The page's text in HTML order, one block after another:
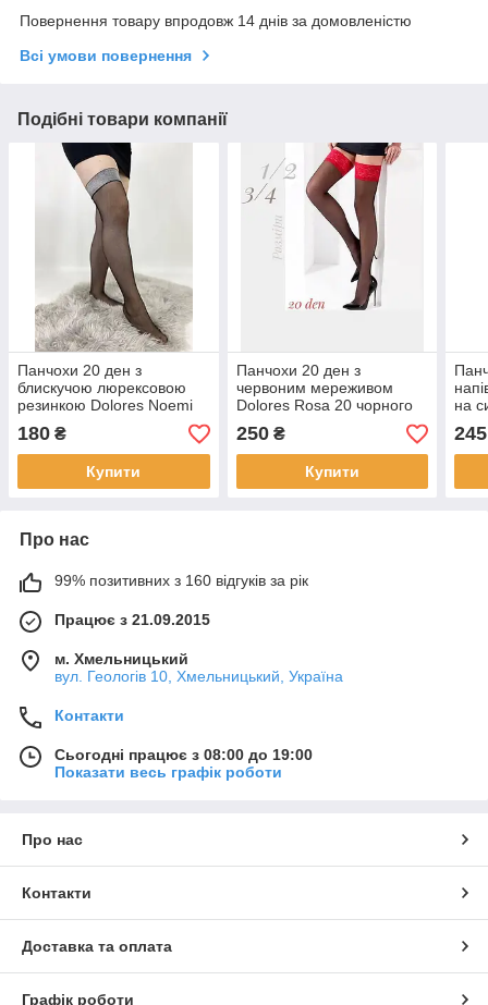
Повернення товару впродовж 14 днів за домовленістю
Всі умови повернення
Подібні товари компанії
Панчохи 20 ден з
блискучою люрексовою
резинкою Dolores Noemi
20 чорного кольору 1/2
180 ₴
Купити
Панчохи 20 ден з
червоним мереживом
Dolores Rosa 20 чорного
кольору розміри 1/2 3/4 -
p.1/2
250₴
Купити
на
20
245
Про нас
99% позитивних з 160 відгуків за рік
Працює з 21.09.2015
м. Хмельницький
вул. Геологів 10, Хмельницький, Україна
Контакти
Сьогодні працює з 08:00 до 19:00
Показати весь графік роботи
Про нас
Контакти
Доставка та оплата
Графік роботи